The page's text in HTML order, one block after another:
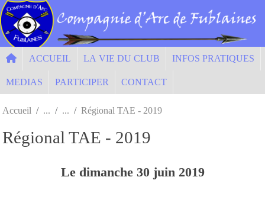
ACCUEIL LA VIE DU CLUB INFOS PRATIQUES
MEDIAS PARTICIPER CONTACT
Accueil Régional TAE - 2019
Régional TAE - 2019
Le dimanche 30 juin 2019
Panneau de gestion des cookies